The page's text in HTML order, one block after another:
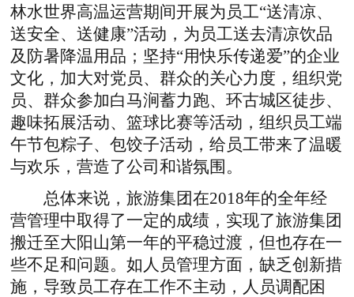
林水世界高温运营期间开展为员工“送清凉、
送安全、送健康”活动，为员工送去清凉饮品
及防暑降温用品；坚持“用快乐传递爱”的企业
文化，加大对党员、群众的关心力度，组织党
员、群众参加白马涧蓄力跑、环古城区徒步、
趣味拓展活动、篮球比赛等活动，组织员工端
午节包粽子、包饺子活动，给员工带来了温暖
与欢乐，营造了公司和谐氛围。
总体来说，旅游集团在2018年的全年经
营管理中取得了一定的成绩，实现了旅游集团
搬迁至大阳山第一年的平稳过渡，但也存在一
些不足和问题。如人员管理方面，缺乏创新措
施，导致员工存在工作不主动，人员调配困